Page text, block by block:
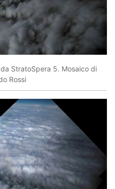
StratoSpera 5. Mosaico di
Rossi